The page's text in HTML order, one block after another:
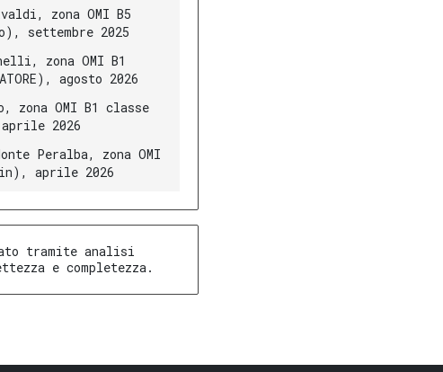
zona OMI B5
settembre 2025
zona OMI B1
agosto 2026
zona OMI B1 classe
2026
Peralba, zona OMI
aprile 2026
tramite analisi
e completezza.